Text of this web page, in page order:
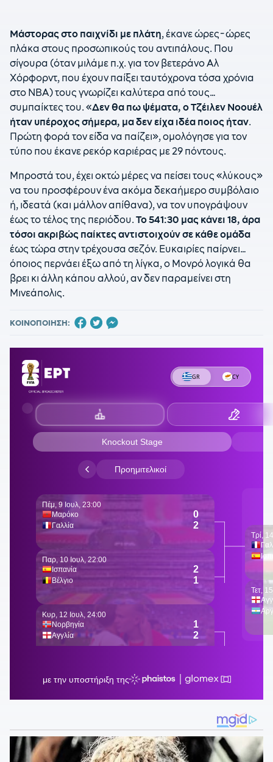
Μάστορας στο παιχνίδι με πλάτη, έκανε ώρες-ώρες
πλάκα στους προσωπικούς του αντιπάλους. Που
σίγουρα (όταν μιλάμε π.χ. για τον βετεράνο Αλ
Χόρφορντ, που έχουν παίξει ταυτόχρονα τόσα χρόνια
στο ΝΒΑ) τους γνωρίζει καλύτερα από τους…
συμπαίκτες του. «Δεν θα πω ψέματα, ο Τζέιλεν Νοουέλ
ήταν υπέροχος σήμερα, μα δεν είχα ιδέα ποιος ήταν.
Πρώτη φορά τον είδα να παίζει», ομολόγησε για τον
τύπο που έκανε ρεκόρ καριέρας με 29 πόντους.
Μπροστά του, έχει οκτώ μέρες να πείσει τους «λύκους»
να του προσφέρουν ένα ακόμα δεκαήμερο συμβόλαιο
ή, ιδεατά (και μάλλον απίθανα), να τον υπογράψουν
έως το τέλος της περιόδου. Το 541:30 μας κάνει 18, άρα
τόσοι ακριβώς παίκτες αντιστοιχούν σε κάθε ομάδα
έως τώρα στην τρέχουσα σεζόν. Ευκαιρίες παίρνει…
όποιος περνάει έξω από τη λίγκα, ο Μονρό λογικά θα
βρει κι άλλη κάπου αλλού, αν δεν παραμείνει στη
Μινεάπολις.
ΚΟΙΝΟΠΟΙΗΣΗ: